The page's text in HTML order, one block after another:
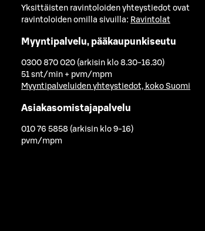
Yksittäisten ravintoloiden yhteystiedot ovat
ravintoloiden omilla sivuilla: Ravintolat
Myyntipalvelu, pääkaupunkiseutu
0300 870 020 (arkisin klo 8.30-16.30)
51 snt/min + pvm/mpm
Myyntipalveluiden yhteystiedot, koko Suomi
Asiakasomistajapalvelu
010 76 5858 (arkisin klo 9-16)
pvm/mpm